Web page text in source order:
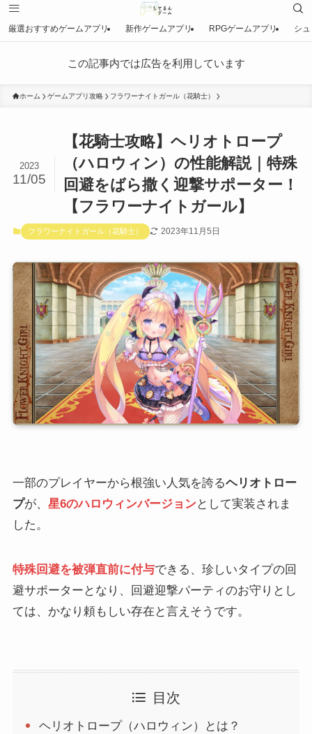
厳選おすすめゲームアプリ 新作ゲームアプリ RPGゲームアプリ シ
この記事内では広告を利用しています
ホーム ゲームアプリ攻略 フラワーナイトガール（花騎士）
【花騎士攻略】ヘリオトロープ
（ハロウィン）の性能解説｜特殊
回避をばら撒く迎撃サポーター！
【フラワーナイトガール】
2023
11/05
フラワーナイトガール（花騎士） 2023年11月5日
一部のプレイヤーから根強い人気を誇るヘリオトロー
プが、 星6のハロウィンバージョンとして実装されま
した。
特殊回避を被弾直前に付与できる、珍しいタイプの回
避サポーターとなり、回避迎撃パーティのお守りとし
ては、かなり頼もしい存在と言えそうです。
目次
ヘリオトロープ（ハロウィン）とは？